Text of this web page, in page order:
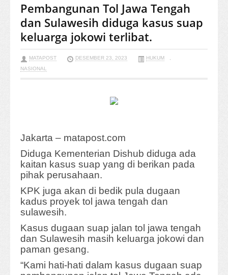
Pembangunan Tol Jawa Tengah
dan Sulawesih diduga kasus suap
keluarga jokowi terlibat.
MATAPOST DESEMBER 23, 2023 HUKUM
,
NASIONAL
Jakarta – matapost.com
Diduga Kementerian Dishub diduga ada
kaitan kasus suap yang di berikan pada
pihak perusahaan.
KPK juga akan di bedik pula dugaan
kadus proyek tol jawa tengah dan
sulawesih.
Kasus dugaan suap jalan tol jawa tengah
dan Sulawesih masih keluarga jokowi dan
paman gesang.
“Kami hati-hati dalam kasus dugaan suap